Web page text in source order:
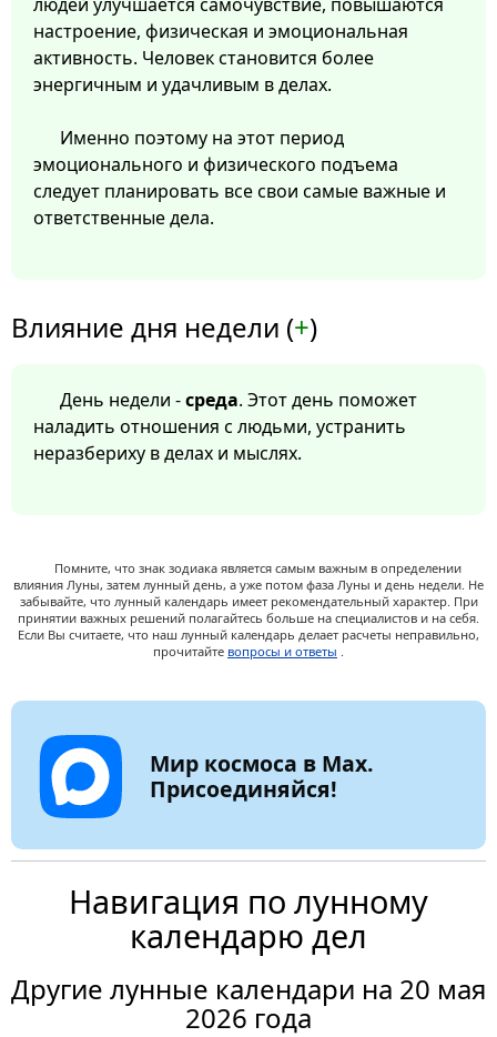
настроение, физическая и эмоциональная
активность. Человек становится более
энергичным и удачливым в делах.
Именно поэтому на этот период
эмоционального и физического подъема
следует планировать все свои самые важные и
ответственные дела.
Влияние дня недели (+)
День недели -среда. Этот день поможет
наладить отношения с людьми, устранить
неразбериху в делах и мыслях.
Помните, что знак зодиака является самым важным в определении
влияния Луны, затем лунный день, а уже потом фаза Луны и день недели. Не
забывайте, что лунный календарь имеет рекомендательный характер. При
принятии важных решений полагайтесь больше на специалистов и на себя.
Если Вы считаете, что наш лунный календарь делает расчеты неправильно,
прочитайте вопросы и ответы .
Мир космоса в Max.
Присоединяйся!
Навигация по лунному
календарю дел
Другие лунные календари на 20 мая
2026 года